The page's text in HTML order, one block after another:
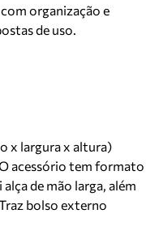
organização e
de uso.
x largura x altura)
acessório tem formato
de mão larga, além
bolso externo